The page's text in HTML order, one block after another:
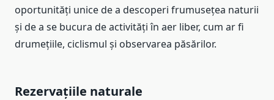
oportunități unice de a descoperi frumusețea naturii
și de a se bucura de activități în aer liber, cum ar fi
drumețiile, ciclismul și observarea păsărilor.
Rezervațiile naturale